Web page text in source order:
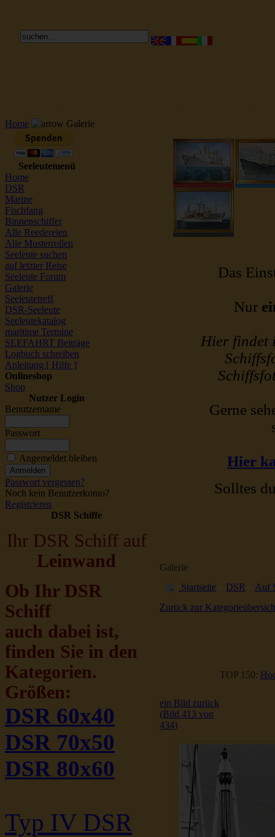
Home Galerie
Seeleutemenü
Home
DSR
Marine
Fischfang
Binnenschiffer
Alle Reedereien
Alle Musterrollen
Seeleute suchen
auf letzter Reise
Seeleute Forum
Galerie
Seeleutetreff
DSR-Seeleute
Seeleutekatalog
maritime Termine
SEEFAHRT Beiträge
Logbuch schreiben
Anleitung [ Hilfe ]
Onlineshop
Shop
Nutzer Login
Benutzername
Passwort
Angemeldet bleiben
Passwort vergessen?
Noch kein Benutzerkonto?
Registrieren
DSR Schiffe
Ihr DSR Schiff auf
Leinwand
Ob Ihr DSR
Schiff
auch dabei ist,
finden Sie in den
Kategorien.
Größen:
DSR 60x40
DSR 70x50
DSR 80x60
Typ IV DSR
Das
Nur
Hier findet
Gerne
Hier
Solltes
Galerie
Startseite » DSR » Auf
Zurück zur
TOP 150:
ein Bild zurück
(Bild 413 von
434)